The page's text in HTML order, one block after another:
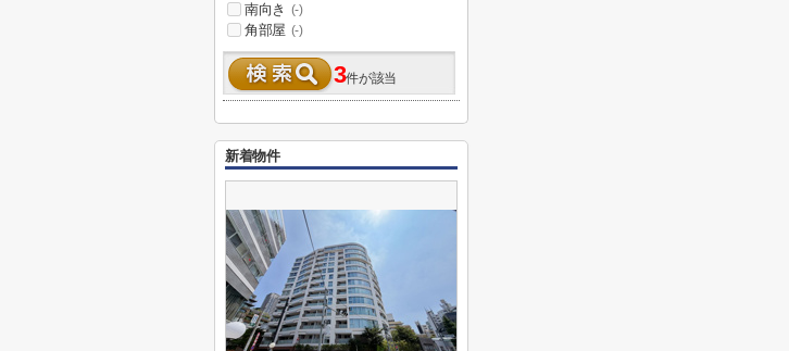
南向き (-)
角部屋 (-)
3件が該当
新着物件